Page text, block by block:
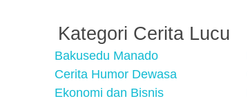
Kategori Cerita Lucu
Bakusedu Manado
Cerita Humor Dewasa
Ekonomi dan Bisnis